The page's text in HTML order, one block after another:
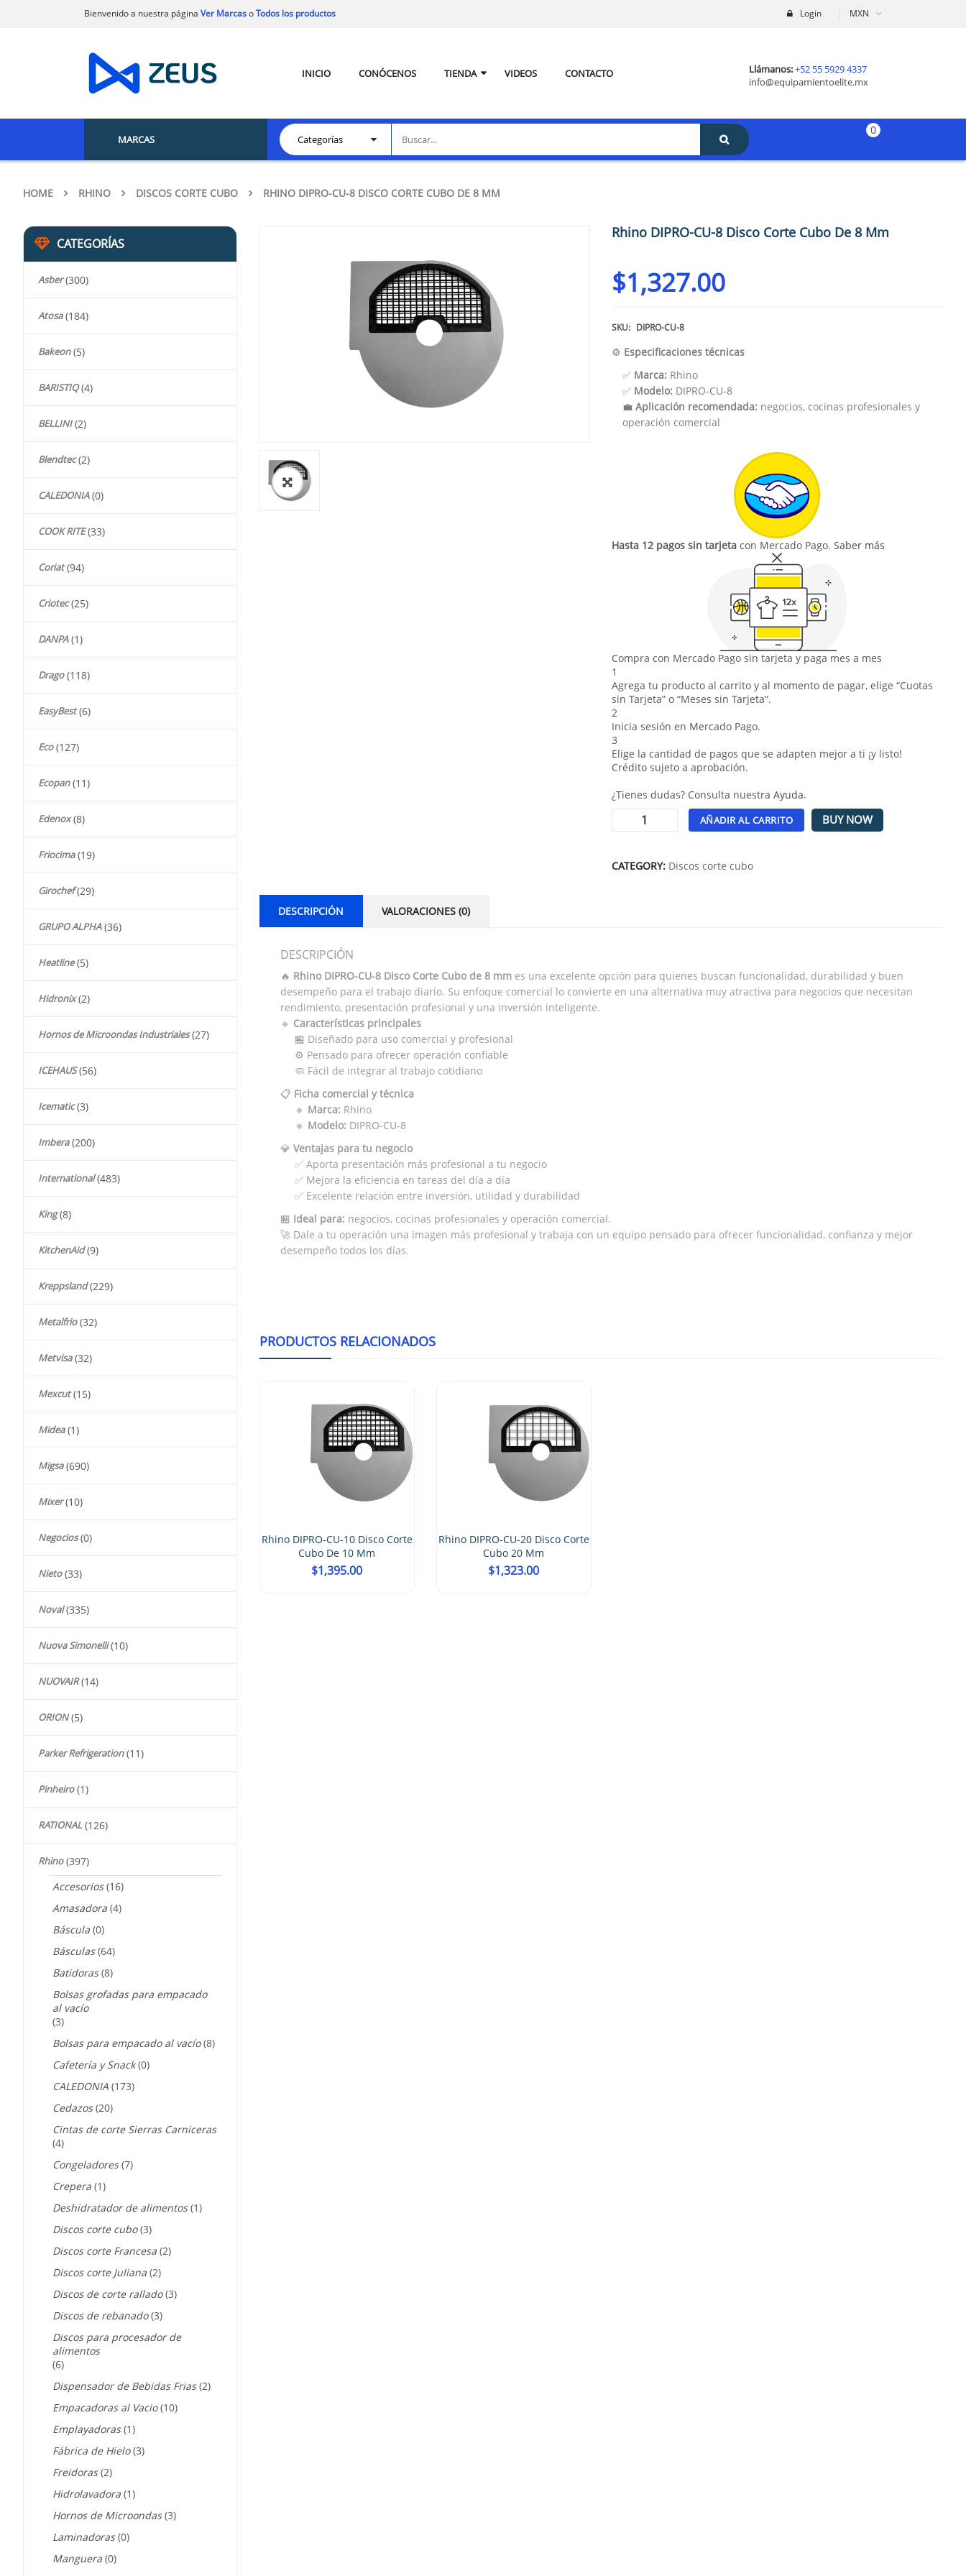
MXN
Login
Bienvenido a nuestra página Ver MarcasoTodos los productos
INICIO CONÓCENOS TIENDA VIDEOS CONTACTO Llámanos:+52 55 5929 4337
info@equipamientoelite.mx
MARCAS
0
HOME RHINO DISCOS CORTE CUBO RHINO DIPRO-CU-8 DISCO CORTE CUBO DE 8 MM
CATEGORÍAS
Asber (300)
Atosa (184)
Bakeon (5)
BARISTIQ (4)
BELLINI (2)
Blendtec (2)
CALEDONIA (0)
COOK RITE (33)
Coriat (94)
Criotec (25)
DANPA (1)
Drago (118)
EasyBest (6)
Eco (127)
Ecopan (11)
Edenox (8)
Friocima (19)
Girochef (29)
GRUPO ALPHA (36)
Heatline (5)
Hidronix (2)
Hornos de Microondas Industriales (27)
ICEHAUS (56)
Icematic (3)
Imbera (200)
International (483)
King (8)
KitchenAid (9)
Kreppsland (229)
Metalfrio (32)
Metvisa (32)
Mexcut (15)
Midea (1)
Migsa (690)
Mixer (10)
Negocios (0)
Nieto (33)
Noval (335)
Nuova Simonelli (10)
NUOVAIR (14)
ORION (5)
Parker Refrigeration (11)
Pinheiro (1)
RATIONAL (126)
Rhino (397)
Accesorios (16)
Amasadora (4)
Báscula (0)
Básculas (64)
Batidoras (8)
Bolsas grofadas para empacado
al vacío
(3)
Bolsas para empacado al vacío (8)
Cafetería y Snack (0)
CALEDONIA (173)
Cedazos (20)
Cintas de corte Sierras Carniceras
(4)
Congeladores (7)
Crepera (1)
Deshidratador de alimentos (1)
Discos corte cubo (3)
Discos corte Francesa (2)
Discos corte Juliana (2)
Discos de corte rallado (3)
Discos de rebanado (3)
Discos para procesador de
alimentos
(6)
Dispensador de Bebidas Frias (2)
Empacadoras al Vacio (10)
Emplayadoras (1)
Fábrica de Hielo (3)
Freidoras (2)
Hidrolavadora (1)
Hornos de Microondas (3)
Laminadoras (0)
Manguera (0)
🔍
Rhino DIPRO-CU-8 Disco Corte Cubo De 8 Mm
$1,327.00
SKU: DIPRO-CU-8
⚙️ Especificaciones técnicas
✅ Marca:Rhino
✅ Modelo:DIPRO-CU-8
💼 Aplicación recomendada:negocios, cocinas profesionales y
operación comercial
Hasta 12 pagos sin tarjetacon Mercado Pago. Saber más
Compra con Mercado Pago sin tarjeta y paga mes a mes
1
Agrega tu producto al carrito y al momento de pagar, elige “Cuotas
sin Tarjeta” o “Meses sin Tarjeta”.
2
Inicia sesión en Mercado Pago.
3
Elige la cantidad de pagos que se adapten mejor a ti ¡y listo!
Crédito sujeto a aprobación.
¿Tienes dudas? Consulta nuestra Ayuda.
AÑADIR AL CARRITO BUY NOW
CATEGORY: Discos corte cubo
DESCRIPCIÓN VALORACIONES (0)
DESCRIPCIÓN
🔥 Rhino DIPRO-CU-8 Disco Corte Cubo de 8 mmes una excelente opción para quienes buscan funcionalidad, durabilidad y buen
desempeño para el trabajo diario. Su enfoque comercial lo convierte en una alternativa muy atractiva para negocios que necesitan
rendimiento, presentación profesional y una inversión inteligente.
🔹 Características principales
🏪 Diseñado para uso comercial y profesional
⚙️ Pensado para ofrecer operación confiable
🧼 Fácil de integrar al trabajo cotidiano
📋 Ficha comercial y técnica
🔹 Marca: Rhino
🔹 Modelo: DIPRO-CU-8
💎 Ventajas para tu negocio
✅ Aporta presentación más profesional a tu negocio
✅ Mejora la eficiencia en tareas del día a día
✅ Excelente relación entre inversión, utilidad y durabilidad
🏪 Ideal para: negocios, cocinas profesionales y operación comercial.
🚀 Dale a tu operación una imagen más profesional y trabaja con un equipo pensado para ofrecer funcionalidad, confianza y mejor
desempeño todos los días.
PRODUCTOS RELACIONADOS
Rhino DIPRO-CU-10 Disco Corte
Cubo De 10 Mm
$1,395.00
Rhino DIPRO-CU-20 Disco Corte
Cubo 20 Mm
$1,323.00